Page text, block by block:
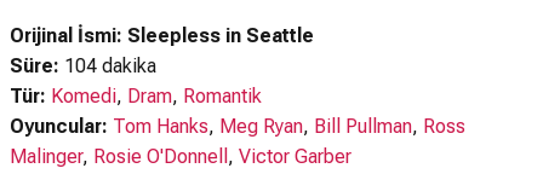
Orijinal İsmi: Sleepless in Seattle
Süre: 104 dakika
Tür: Komedi, Dram, Romantik
Oyuncular: Tom Hanks, Meg Ryan, Bill Pullman, Ross
Malinger, Rosie O'Donnell , Victor Garber